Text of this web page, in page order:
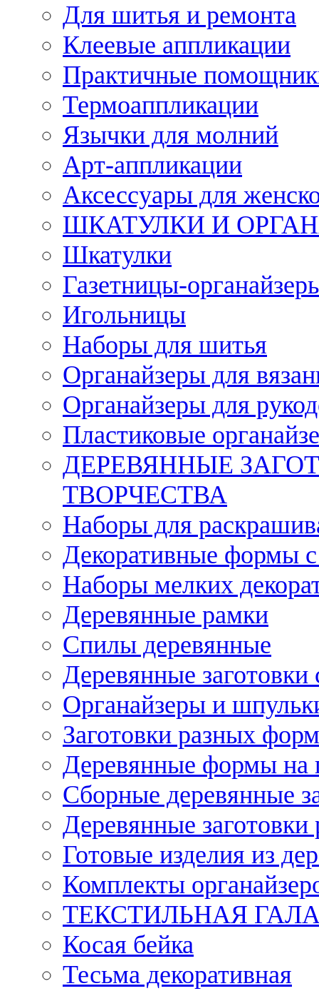
Для шитья и ремонта
Клеевые аппликации
Практичные
Термоаппликации
Язычки для молний
Арт-аппликации
Аксессуары для
ШКАТУЛКИ И
Шкатулки
Газетницы-
Игольницы
Наборы для шитья
Органайзеры для
Органайзеры для
Пластиковые
ДЕРЕВЯННЫЕ
ТВОРЧЕСТВА
Наборы для
Декоративные формы с
Наборы мелких
Деревянные рамки
Спилы деревянные
Деревянные заготовки
Органайзеры и
Заготовки разных
Деревянные формы на
Сборные деревянные
Деревянные заготовки
Готовые изделия из
Комплекты
ТЕКСТИЛЬНАЯ
Косая бейка
Тесьма декоративная